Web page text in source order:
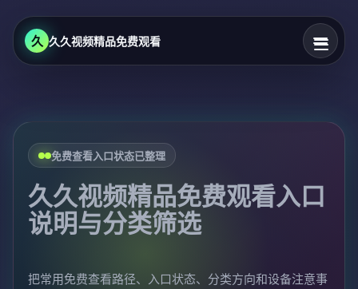
久 久久视频精品免费观看
免费查看入口状态已整理
久久视频精品免费观看入口
说明与分类筛选
把常用免费查看路径、入口状态、分类方向和设备注意事